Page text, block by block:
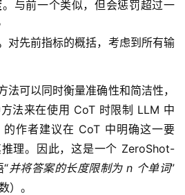
。与前一个类似，但会惩罚超过一
对先前指标的概括，考虑到所有输
法可以同时衡量准确性和简洁性，
法来在使用 CoT 时限制 LLM 中
作者建议在 CoT 中明确这一要
理。因此，这是一个 ZeroShot-
并将答案的长度限制为 n 个单词”
）。